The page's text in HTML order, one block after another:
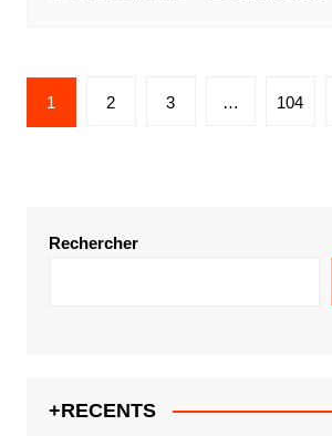
Pagination
des
1 2 3 … 104
Rechercher
+RECENTS